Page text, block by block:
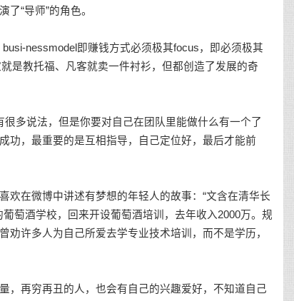
“导师”的角色。
nessmodel即赚钱方式必须极其focus，即必须极其
是教托福、凡客就卖一件衬衫，但都创造了发展的奇
多说法，但是你要对自己在团队里能做什么有一个了
功，最重要的是互相指导，自己定位好，最后才能前
在微博中讲述有梦想的年轻人的故事：“文含在清华长
萄酒学校，回来开设葡萄酒培训，去年收入2000万。规
许多人为自己所爱去学专业技术培训，而不是学历，
再穷再丑的人，也会有自己的兴趣爱好，不知道自己